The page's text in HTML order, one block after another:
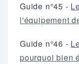
Guide n°45 -
l'équipement
Guide n°46 -
pourquoi bien